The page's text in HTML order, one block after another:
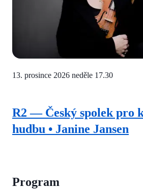
R2 — Český spolek pro
hudbu • Janine Jansen
Program
13. prosince 2026 neděle 17.30